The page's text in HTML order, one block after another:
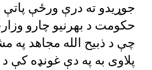
جوړیدو ته درې ورځې پاتې
حکومت د بهرنیو چارو
چې د ذبیح الله مجاهد په
پلاوی به په دې غونډه کې د